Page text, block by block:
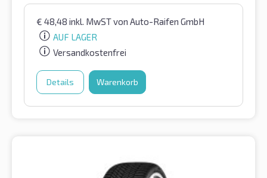
€ 48,48 inkl. MwSTvon Auto-Raifen GmbH
AUF LAGER
Versandkostenfrei
Details Warenkorb